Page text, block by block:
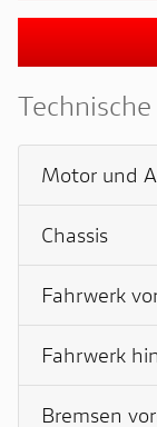
Motor und
Chassis
Fahrwerk
Fahrwerk
Bremsen